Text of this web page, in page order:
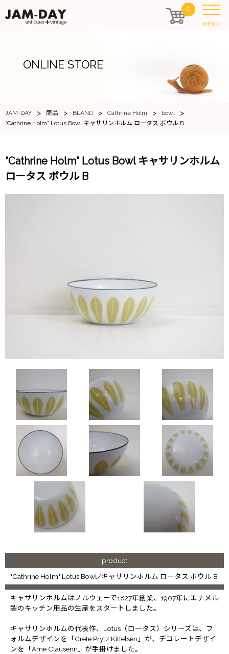
0
MENU
ONLINE STORE
JAM-DAY > 商品 > BLAND > Cathrine Holm > bowl >
“Cathrine Holm” Lotus Bowl キャサリンホルム ロータス ボウル B
“Cathrine Holm” Lotus Bowl キャサリンホルム
ロータス ボウル B
product
"Cathrine Holm" Lotus Bowl/キャサリンホルム ロータス ボウル B
キャサリンホルムはノルウェーで1827年創業、1907年にエナメル
製のキッチン用品の生産をスタートしました。
キャサリンホルムの代表作、Lotus（ロータス）シリーズは、フ
ォルムデザインを「Grete Prytz Kittelsen」が、デコレートデザイ
ンを「Arne Clausenn」が手掛けました。